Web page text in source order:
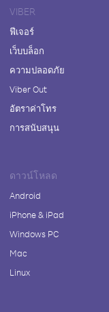
VIBER
ฟีเจอร์
เว็บบล็อก
ความปลอดภัย
Viber Out
อัตราค่าโทร
การสนับสนุน
ดาวน์โหลด
Android
iPhone & iPad
Windows PC
Mac
Linux